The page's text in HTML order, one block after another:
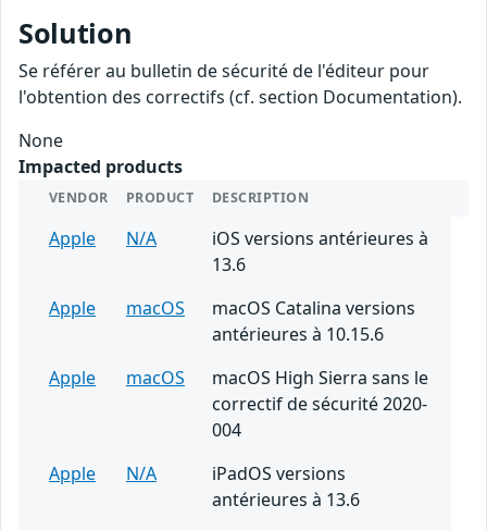
Solution
Se référer au bulletin de sécurité de l'éditeur pour
l'obtention des correctifs (cf. section Documentation).
None
Impacted products
VENDOR PRODUCT DESCRIPTION
Apple N/A
iOS versions antérieures à
13.6
Apple
macOS
macOS Catalina versions
antérieures à 10.15.6
Apple
macOS
macOS High Sierra sans le
correctif de sécurité 2020-
004
Apple
N/A
iPadOS versions
antérieures à 13.6